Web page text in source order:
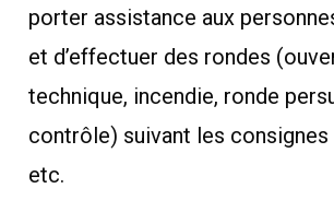
porter assistance aux
et d’effectuer des rondes
technique, incendie, ronde
contrôle) suivant les
etc.